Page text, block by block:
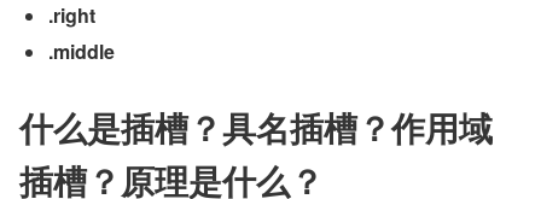
.right
.middle
什么是插槽？具名插槽？作用域
插槽？原理是什么？